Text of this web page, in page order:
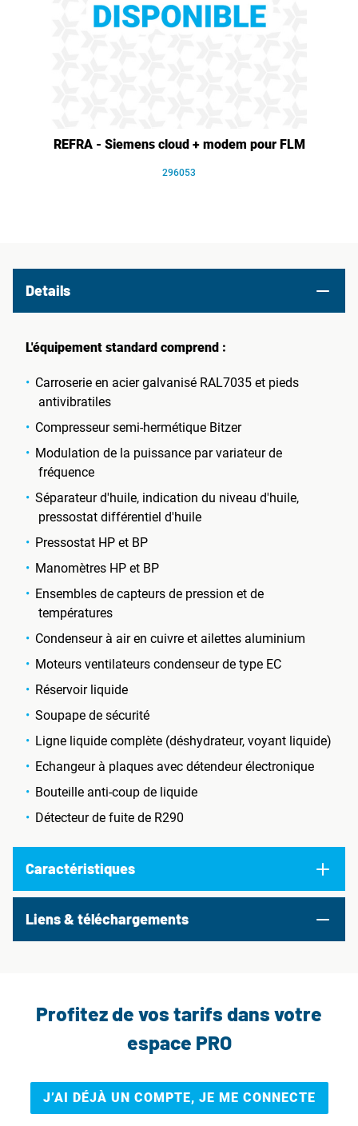
REFRA - Siemens cloud + modem pour FLM
296053
Details
L'équipement standard comprend :
Carroserie en acier galvanisé RAL7035 et pieds
antivibratiles
Compresseur semi-hermétique Bitzer
Modulation de la puissance par variateur de
fréquence
Séparateur d'huile, indication du niveau d'huile,
pressostat différentiel d'huile
Pressostat HP et BP
Manomètres HP et BP
Ensembles de capteurs de pression et de
températures
Condenseur à air en cuivre et ailettes aluminium
Moteurs ventilateurs condenseur de type EC
Réservoir liquide
Soupape de sécurité
Ligne liquide complète (déshydrateur, voyant liquide)
Echangeur à plaques avec détendeur électronique
Bouteille anti-coup de liquide
Détecteur de fuite de R290
Caractéristiques
Liens & téléchargements
Profitez de vos tarifs dans votre
espace PRO
J’AI DÉJÀ UN COMPTE, JE ME CONNECTE